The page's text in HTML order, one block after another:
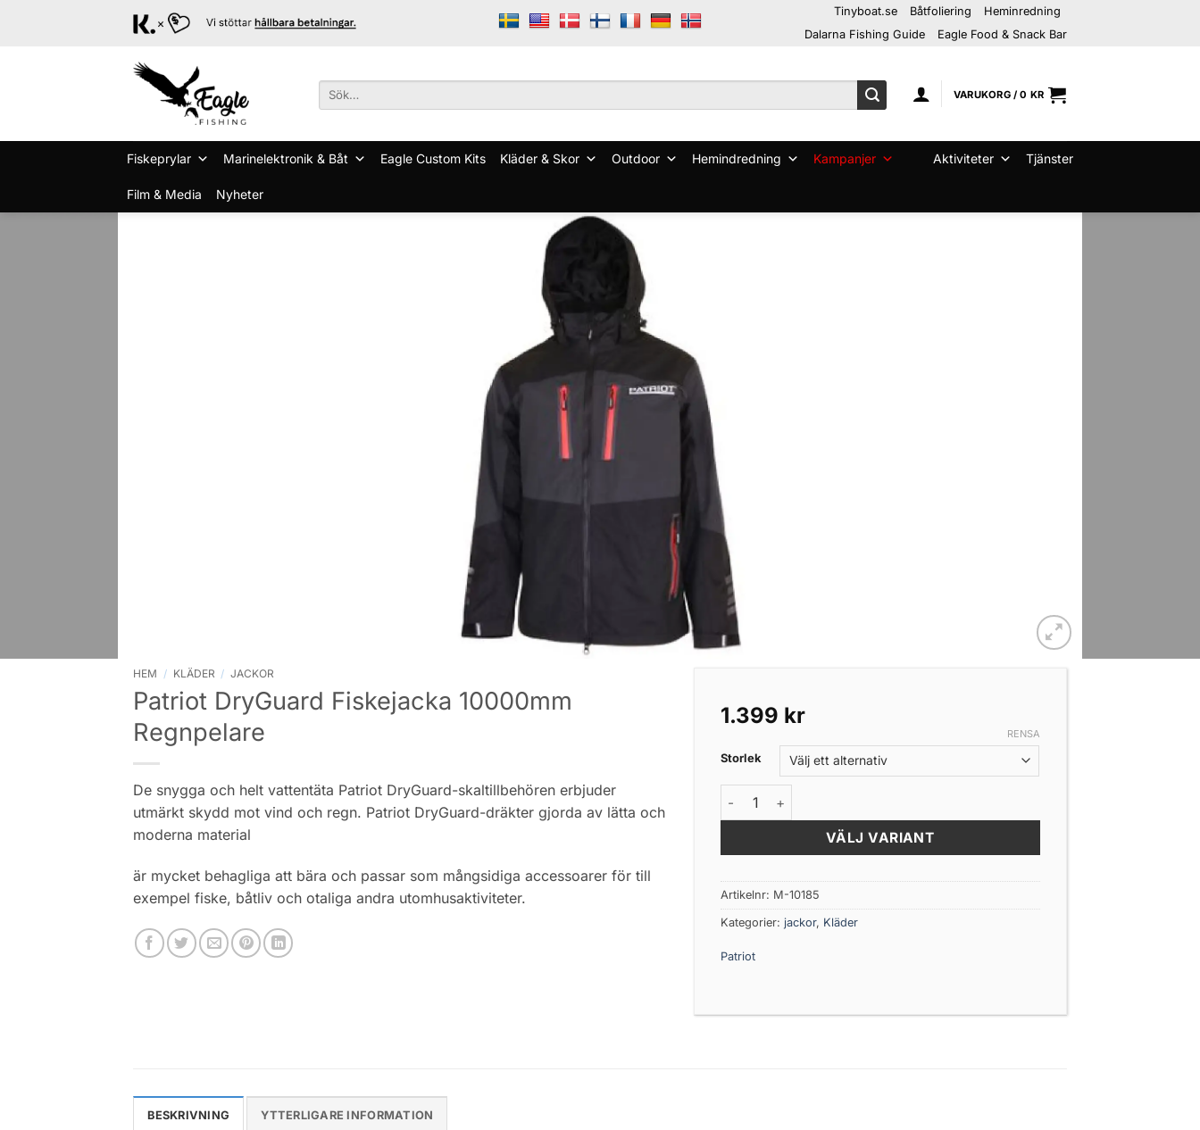
Tinyboat.se Båtfoliering
Heminredning
Dalarna Fishing Guide
Eagle Food & Snack Bar
Sök
VARUKORG /0 KR
Fiskeprylar Marinelektronik & Båt Eagle Custom Kits Kläder & Skor Outdoor Hemindredning Kampanjer Aktiviteter Tjänster
Film & Media Nyheter
HEM / KLÄDER / JACKOR
Patriot DryGuard Fiskejacka 10000mm
Regnpelare
De snygga och helt vattentäta Patriot DryGuard-skaltillbehören erbjuder
utmärkt skydd mot vind och regn. Patriot DryGuard-dräkter gjorda av lätta och
moderna material
är mycket behagliga att bära och passar som mångsidiga accessoarer för till
exempel fiske, båtliv och otaliga andra utomhusaktiviteter.
1.399 kr
Storlek
RENSA
Patriot DryGuard Fiskejacka 10000mm Regnpelare mängd
VÄLJ VARIANT
Artikelnr: M-10185
Kategorier: jackor, Kläder
Patriot
BESKRIVNING YTTERLIGARE INFORMATION